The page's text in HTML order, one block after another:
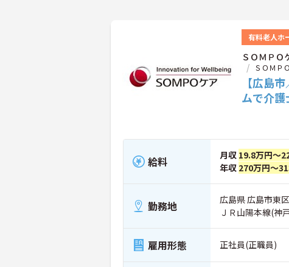
有料老人ホ
ＳＯＭＰ
ＳＯＭＰ
【広島
ムで介護
給料 月収 19.8万円～
年収 270万円～
勤務地
広島県 広島市東
ＪＲ山陽本線(神
雇用形態 正社員(正職員)